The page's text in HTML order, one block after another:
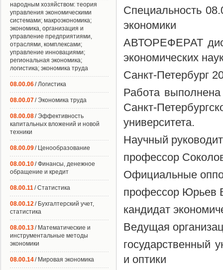
Специальность
экономики
АВТОРЕФЕРАТ
экономических
Санкт-Петербург
Работа
Санкт-
университета.
Научный
профессор
Официальные
профессор Юрьев
кандидат
Ведущая
государственный
и оптики
народным хозяйством: теория
управления экономическими
системами; макроэкономика;
экономика, организация и
управление предприятиями,
отраслями, комплексами;
управление инновациями;
региональная экономика;
логистика; экономика труда
08.00.06/ Логистика
08.00.07/ Экономика труда
08.00.08/ Эффективность
капитальных вложений и новой
техники
08.00.09/ Ценообразование
08.00.10/ Финансы, денежное
обращение и кредит
08.00.11/ Статистика
08.00.12/ Бухгалтерский учет,
статистика
08.00.13/ Математические и
инструментальные методы
экономики
08.00.14/ Мировая экономика